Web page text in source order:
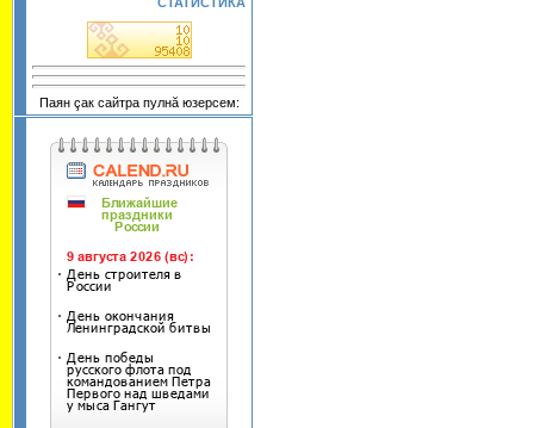
Паян çак сайтра пулнă юзерсем: